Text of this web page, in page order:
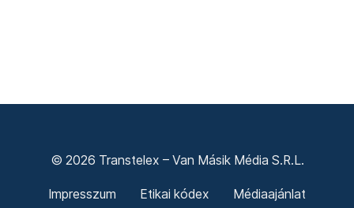
© 2026 Transtelex – Van Másik Média S.R.L.
Impresszum Etikai kódex Médiaajánlat